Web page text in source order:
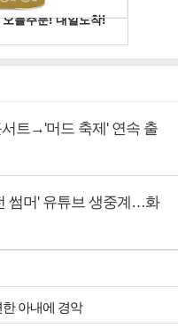
서트→'머드 축제' 연속 출
썸머' 유튜브 생중계…화
아내에 경악